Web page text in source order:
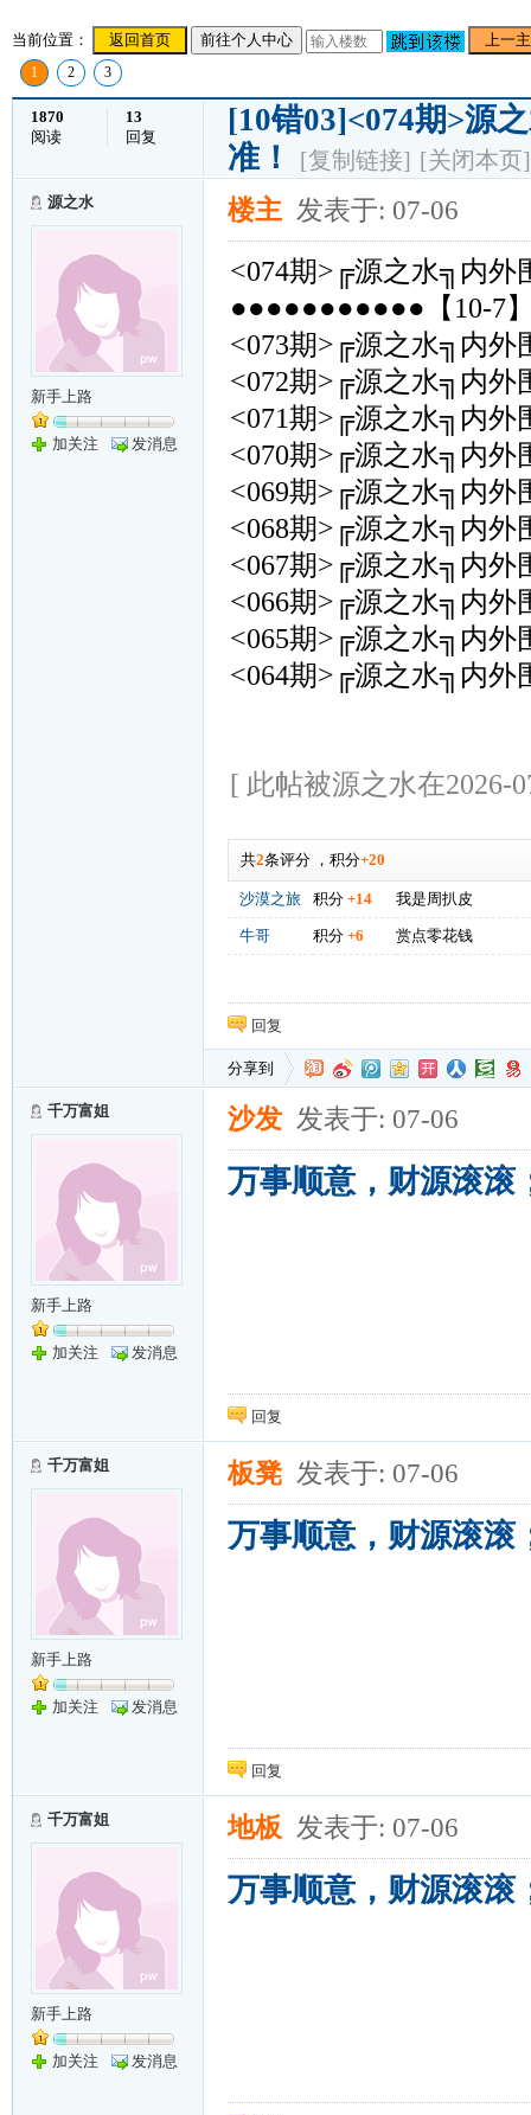
当前位置： 返回首页 前往个人中心 上一
1 2 3
1870
阅读
13
回复
[10错03]<074期>源
准！
[复制链接] [关闭本页]
源之水
新手上路
加关注 发消息
楼主 发表于: 07-06
<074期>╔源之水╗内外
●●●●●●●●●●●【10-7
<073期>╔源之水╗内外
<072期>╔源之水╗内外
<071期>╔源之水╗内外
<070期>╔源之水╗内外
<069期>╔源之水╗内外
<068期>╔源之水╗内外
<067期>╔源之水╗内外
<066期>╔源之水╗内外
<065期>╔源之水╗内外
<064期>╔源之水╗内外
[ 此帖被源之水在2026-
共2条评分， 积分+20
沙漠之旅 积分 +14 我是周扒皮
牛哥 积分 +6 赏点零花钱
回复
分享到
千万富姐
新手上路
加关注 发消息
沙发 发表于: 07-06
万事顺意，财源滚滚
回复
千万富姐
新手上路
加关注 发消息
板凳 发表于: 07-06
万事顺意，财源滚滚
回复
千万富姐
新手上路
加关注 发消息
地板 发表于: 07-06
万事顺意，财源滚滚